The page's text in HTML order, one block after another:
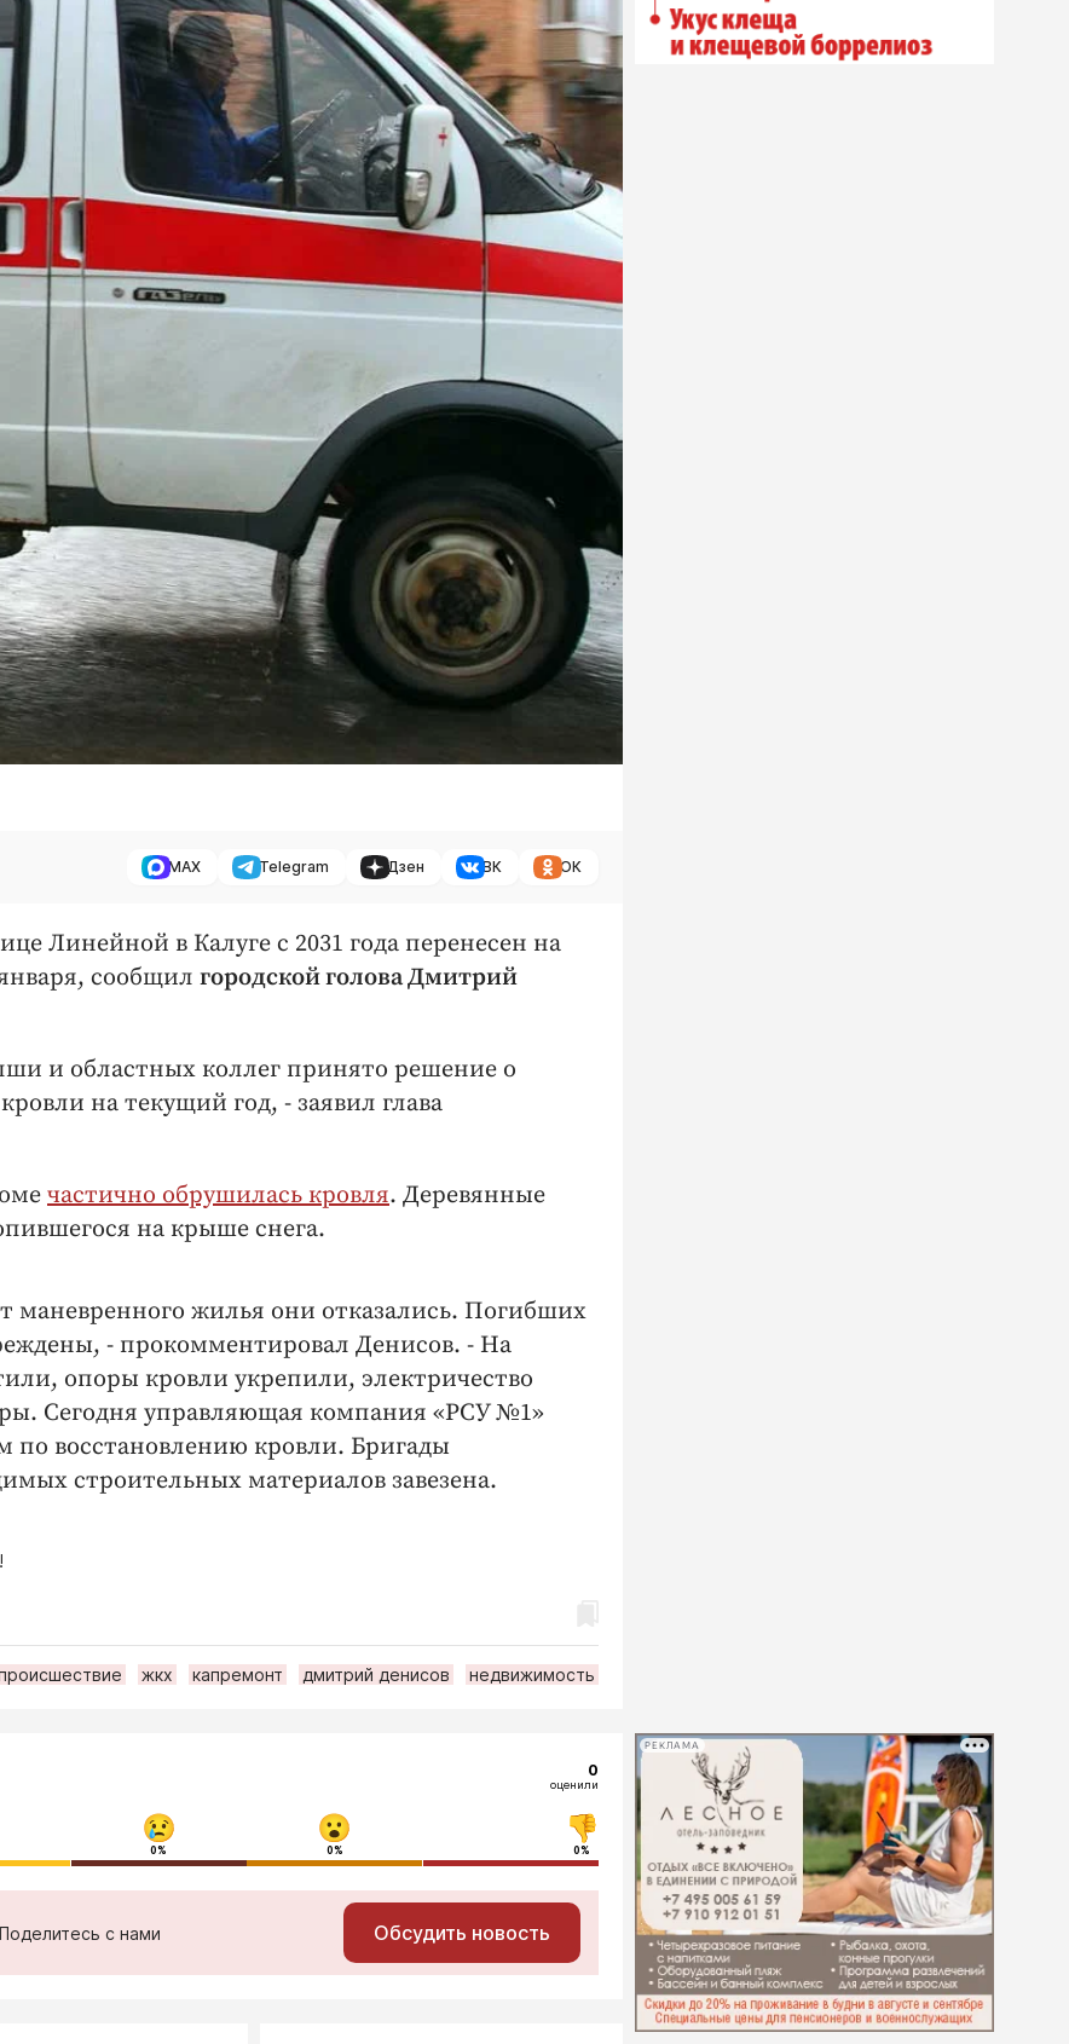
MAX Telegram Дзен ВК ОК
Линейной в Калуге с 2031 года перенесен на
сообщил городской голова Дмитрий
и областных коллег принято решение о
на текущий год, - заявил глава
частично обрушилась кровля. Деревянные
на крыше снега.
маневренного жилья они отказались. Погибших
- прокомментировал Денисов. - На
опоры кровли укрепили, электричество
Сегодня управляющая компания «РСУ №1»
по восстановлению кровли. Бригады
строительных материалов завезена.
жкх капремонт дмитрий денисов недвижимость
0
оценили
0% 0% 0%
с нами Обсудить новость
РЕКЛАМА